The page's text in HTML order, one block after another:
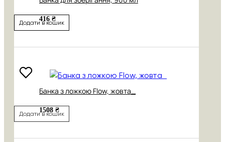
416 ₴
Додати в кошик
Банка з ложкою Flow, жовта_
1508 ₴
Додати в кошик